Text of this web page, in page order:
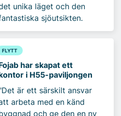
unika läget och den
sjöutsikten.
FLYTT
har skapat ett
i H55-paviljongen
är ett särskilt ansvar
arbeta med en känd
och ge den en ny